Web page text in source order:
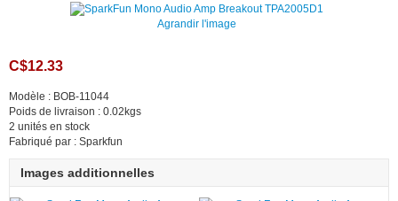
Agrandir l'image
C$12.33
Modèle : BOB-11044
Poids de livraison : 0.02kgs
2 unités en stock
Fabriqué par : Sparkfun
Images additionnelles